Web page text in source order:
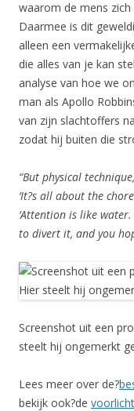
waarom de mens
Daarmee is dit
alleen een
die alles van je kan
analyse van hoe we
man als Apollo
van zijn slachtoffers
zodat hij buiten die
“But physical
‘It?s all about the
‘Attention is like
to divert it, and you
Screenshot uit een
steelt hij ongemerkt
Lees meer over de?
bekijk ook?de